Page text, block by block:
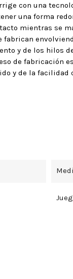
con una
una forma
mientras se
fabrican
y de los hilos
de fabricación
y de la